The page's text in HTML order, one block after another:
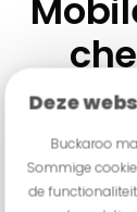
Deze
Buckaroo
Sommige
de
Dankzij
bestellen